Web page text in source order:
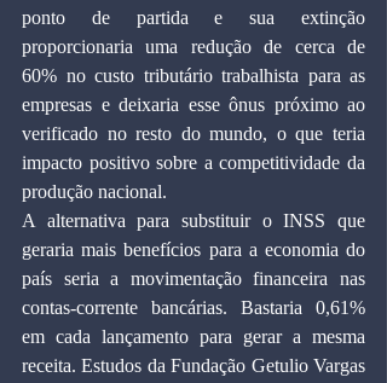
ponto de partida e sua extinção
proporcionaria uma redução de cerca de
60% no custo tributário trabalhista para as
empresas e deixaria esse ônus próximo ao
verificado no resto do mundo, o que teria
impacto positivo sobre a competitividade da
produção nacional.
A alternativa para substituir o INSS que
geraria mais benefícios para a economia do
país seria a movimentação financeira nas
contas-corrente bancárias. Bastaria 0,61%
em cada lançamento para gerar a mesma
receita. Estudos da Fundação Getulio Vargas